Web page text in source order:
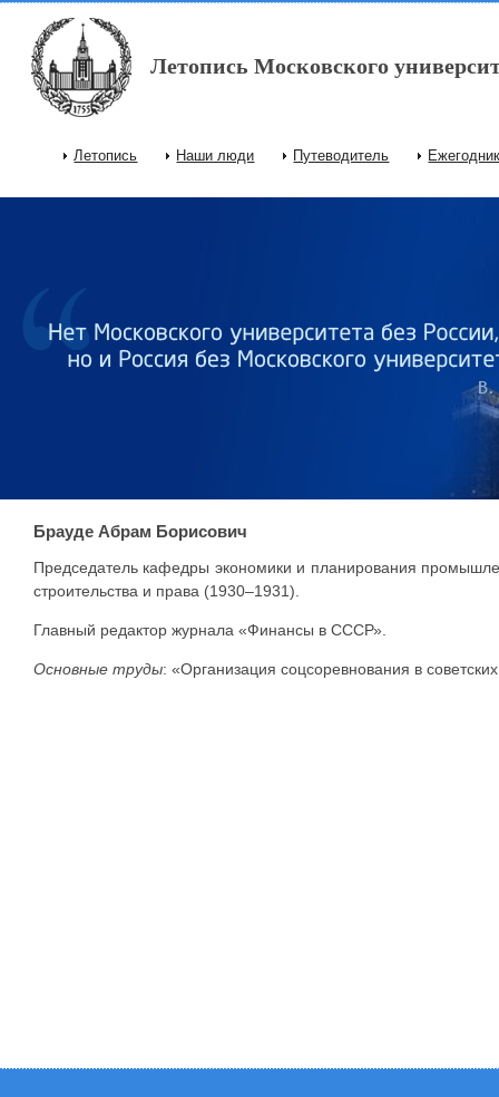
Перейти к основному содержанию
Летопись Московского
Главное меню
Летопись Наши люди Путеводитель
Брауде Абрам Борисович
Председатель кафедры экономики и планирования
строительства и права (1930–1931).
Главный редактор журнала «Финансы в СССР».
Основные труды: «Организация соцсоревнования в